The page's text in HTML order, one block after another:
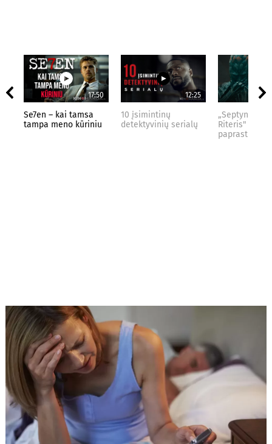
17:50
Se7en – kai tamsa
tampa meno kūriniu
12:25
10 įsimintinų
detektyvinių serialų
„Septynių
Riteris" – kai
paprastumas